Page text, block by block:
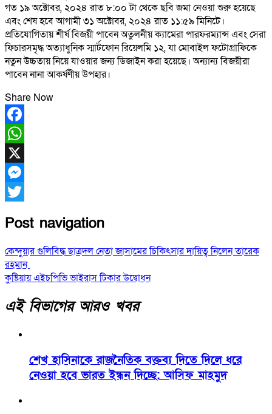
গত ১৯ অক্টোবর, ২০২৪ রাত ৮:০০ টা থেকে ছবি জমা নেওয়া শুরু হয়েছে
এবং শেষ হবে আগামী ৩১ অক্টোবর, ২০২৪ রাত ১১:৫৯ মিনিটে।
প্রতিযোগিতায় শীর্ষ বিজয়ী পাবেন অতুলনীয় ক্যামেরা পারফরম্যান্স এবং সেরা
ফিচারসমৃদ্ধ অত্যাধুনিক স্মার্টফোন রিয়েলমি ১২, যা মোবাইল ফটোগ্রাফিকে
নতুন উচ্চতায় নিয়ে যাওয়ার জন্য ডিজাইন করা হয়েছে। অন্যান্য বিজয়ীরা
পাবেন নানা আকর্ষণীয় উপহার।
Share Now
Facebook
WhatsApp
X
Messenger
Post navigation
কেন্দুয়ার গুলিবিদ্ধ ছাত্রদল নেতা জাসামের চিকিৎসার দায়িত্ব নিলেন তারেক
রহমান
কুষ্টিয়ায় এইচপিভি ভাইরাস টিকার উদ্বোধন
এই বিভাগের আরও খবর
শেখ হাসিনাকে রাজনৈতিক বক্তব্য দিতে দিলে ধরে
নেওয়া হবে ভারত ইন্ধন দিচ্ছে: আসিফ মাহমুদ